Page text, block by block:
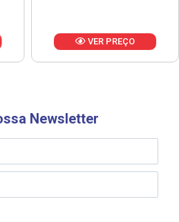
VER PREÇO
Newsletter